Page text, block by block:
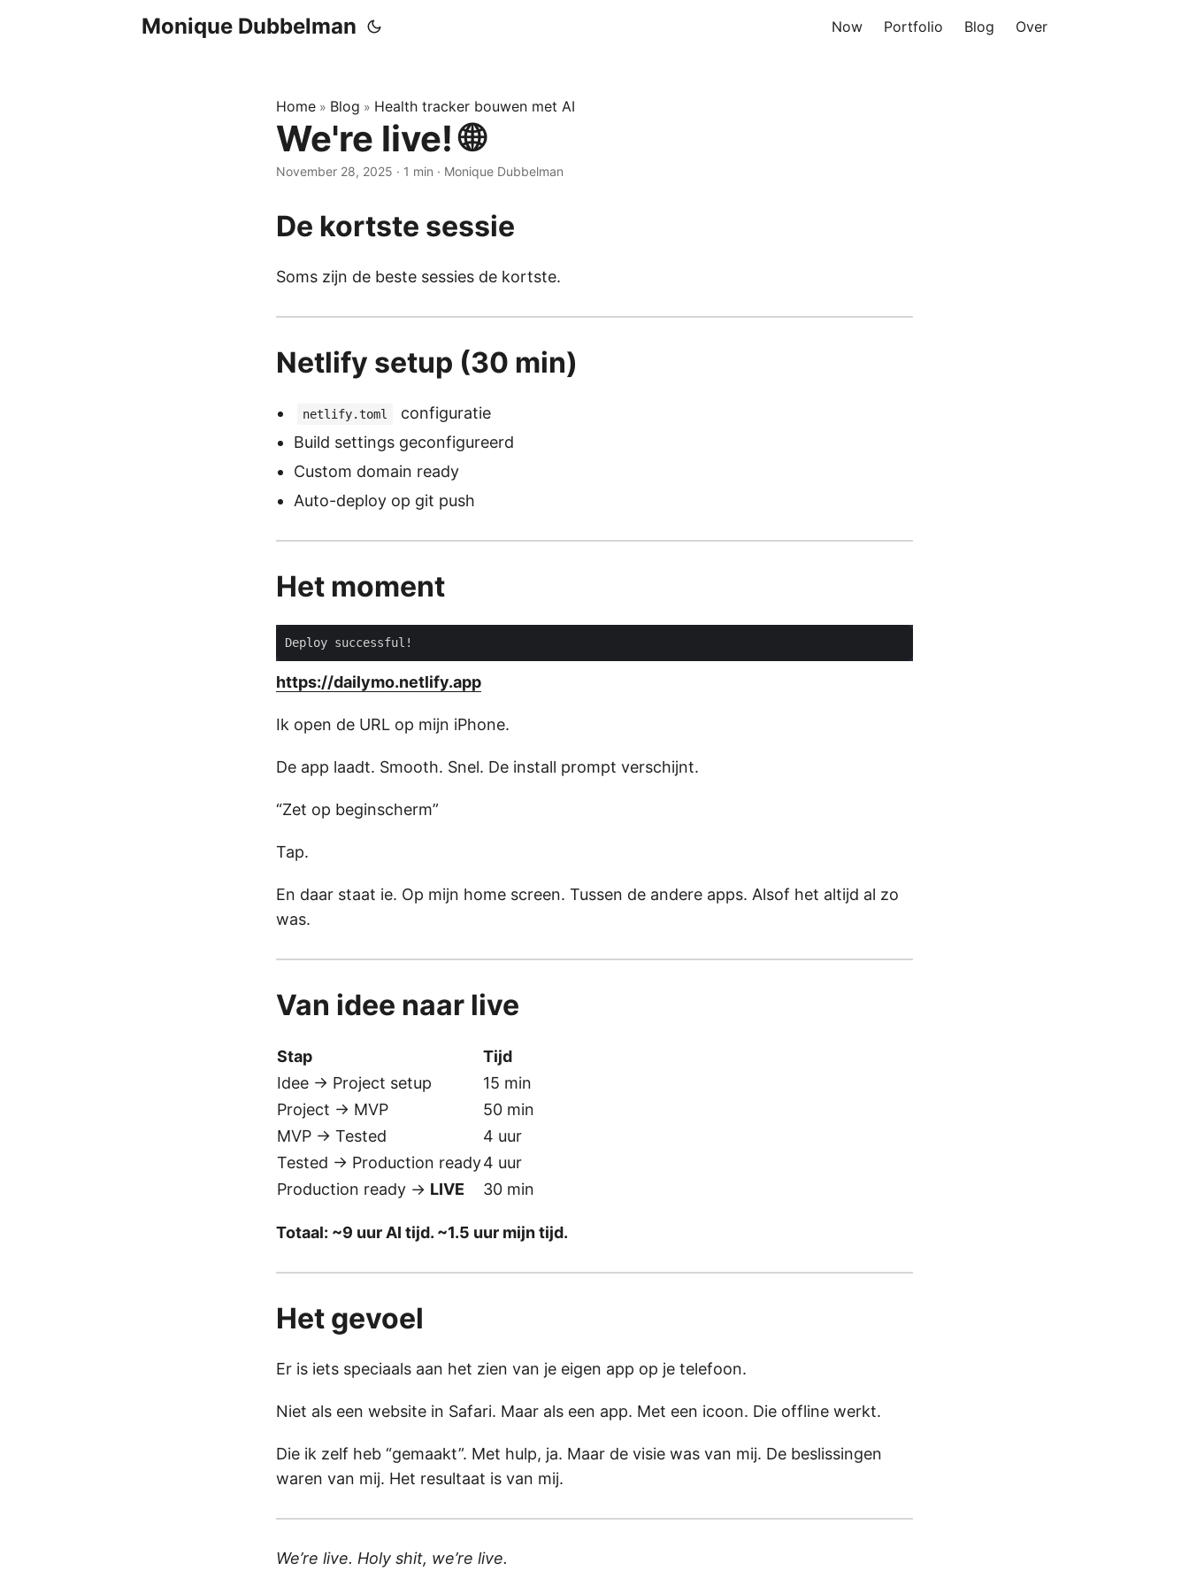
Monique Dubbelman Now Portfolio Blog Over
Home » Blog » Health tracker bouwen met AI
We're live! 🌐
November 28, 2025 · 1 min · Monique Dubbelman
De kortste sessie
Soms zijn de beste sessies de kortste.
Netlify setup (30 min)
netlify.toml
configuratie
Build settings geconfigureerd
Custom domain ready
Auto-deploy op git push
Het moment
https://dailymo.netlify.app
Ik open de URL op mijn iPhone.
De app laadt. Smooth. Snel. De install prompt verschijnt.
“Zet op beginscherm”
Tap.
En daar staat ie. Op mijn home screen. Tussen de andere apps. Alsof het altijd al zo
was.
Van idee naar live
Stap
Tijd
Idee → Project setup
15 min
Project → MVP
50 min
MVP → Tested
4 uur
Tested → Production ready4 uur
Production ready → LIVE 30 min
Totaal: ~9 uur AI tijd. ~1.5 uur mijn tijd.
Het gevoel
Er is iets speciaals aan het zien van je eigen app op je telefoon.
Niet als een website in Safari. Maar als een app. Met een icoon. Die offline werkt.
Die ik zelf heb “gemaakt”. Met hulp, ja. Maar de visie was van mij. De beslissingen
waren van mij. Het resultaat is van mij.
We’re live. Holy shit, we’re live.